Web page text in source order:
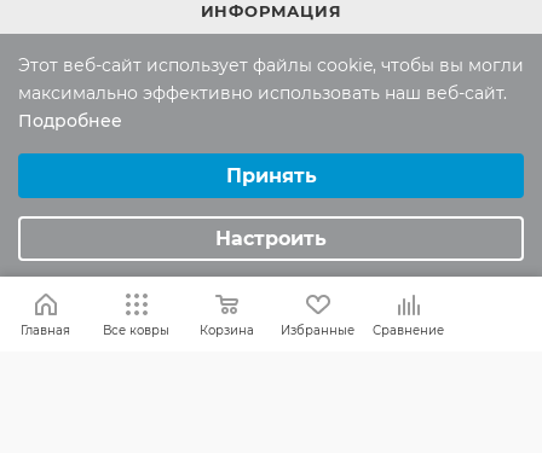
ИНФОРМАЦИЯ
Вопросы и ответы
Реквизиты
Оплата и доставка
Обмен и возврат
Главная Все ковры Корзина Избранные Сравнение
Этот веб-сайт использует файлы cookie, чтобы вы могли
максимально эффективно использовать наш веб-сайт.
Подробнее
Аналитические/Функциональные
Принять
Настроить